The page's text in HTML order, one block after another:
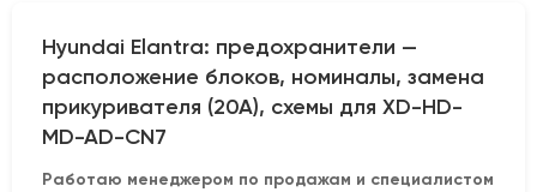
Hyundai Elantra: предохранители —
расположение блоков, номиналы, замена
прикуривателя (20А), схемы для XD-HD-
MD-AD-CN7
Работаю менеджером по продажам и специалистом